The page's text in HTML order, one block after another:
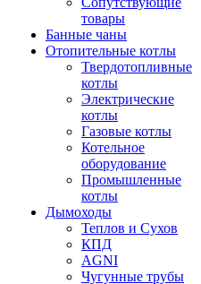
товары
Банные чаны
Отопительные котлы
Твердотопливные
котлы
Электрические
котлы
Газовые котлы
Котельное
оборудование
Промышленные
котлы
Дымоходы
Теплов и Сухов
КПД
AGNI
Чугунные трубы